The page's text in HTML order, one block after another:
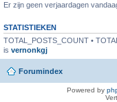
Er zijn geen verjaardagen
STATISTIEKEN
TOTAL_POSTS_COUNT •
is vernonkgj
Forumindex
Powered by